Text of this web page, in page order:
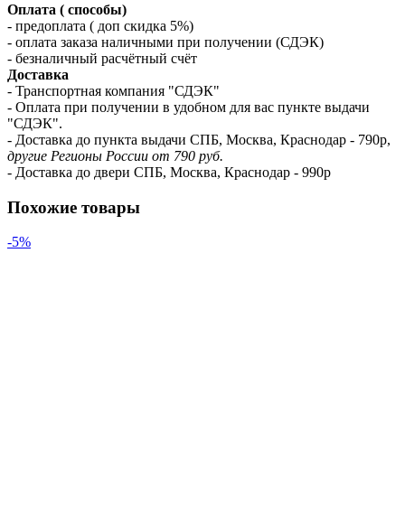
Оплата ( способы)
- предоплата ( доп скидка 5%)
- оплата заказа наличными при получении (СДЭК)
- безналичный расчётный счёт
Доставка
- Транспортная компания "СДЭК"
- Оплата при получении в удобном для вас пункте выдачи
"СДЭК".
- Доставка до пункта выдачи СПБ, Москва, Краснодар - 790р,
другие Регионы России от 790 руб.
- Доставка до двери СПБ, Москва, Краснодар - 990р
Похожие товары
-5%